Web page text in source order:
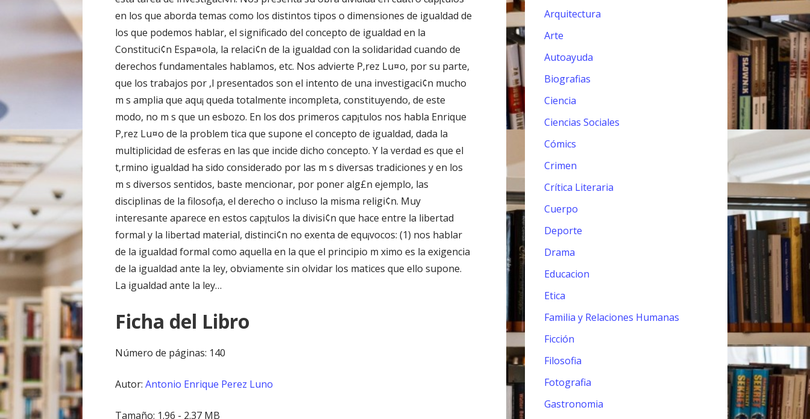
en los que aborda temas como los distintos tipos o dimensiones de igualdad de
los que podemos hablar, el significado del concepto de igualdad en la
Constituci¢n Espa¤ola, la relaci¢n de la igualdad con la solidaridad cuando de
derechos fundamentales hablamos, etc. Nos advierte P‚rez Lu¤o, por su parte,
que los trabajos por ‚l presentados son el intento de una investigaci¢n mucho
m s amplia que aqu¡ queda totalmente incompleta, constituyendo, de este
modo, no m s que un esbozo. En los dos primeros cap¡tulos nos habla Enrique
P‚rez Lu¤o de la problem tica que supone el concepto de igualdad, dada la
multiplicidad de esferas en las que incide dicho concepto. Y la verdad es que el
t‚rmino igualdad ha sido considerado por las m s diversas tradiciones y en los
m s diversos sentidos, baste mencionar, por poner alg£n ejemplo, las
disciplinas de la filosof¡a, el derecho o incluso la misma religi¢n. Muy
interesante aparece en estos cap¡tulos la divisi¢n que hace entre la libertad
formal y la libertad material, distinci¢n no exenta de equ¡vocos: (1) nos hablar
de la igualdad formal como aquella en la que el principio m ximo es la exigencia
de la igualdad ante la ley, obviamente sin olvidar los matices que ello supone.
La igualdad ante la ley…
Ficha del Libro
Número de páginas: 140
Autor:Antonio Enrique Perez Luno
Tamaño: 1.96 - 2.37 MB
Arquitectura
Arte
Autoayuda
Biografias
Ciencia
Ciencias Sociales
Cómics
Crimen
Crítica Literaria
Cuerpo
Deporte
Drama
Educacion
Etica
Familia y Relaciones Humanas
Ficción
Filosofia
Fotografia
Gastronomia